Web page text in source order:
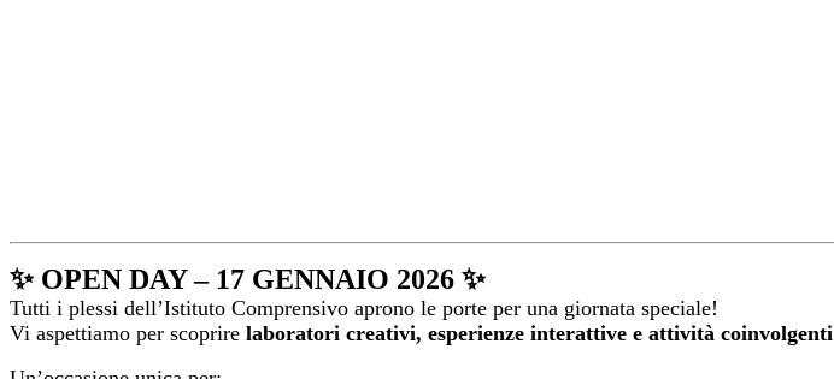
✨ OPEN DAY – 17 GENNAIO 2026 ✨
Tutti i plessi dell’Istituto Comprensivo aprono le porte per una giornata speciale!
Vi aspettiamo per scoprire laboratori creativi, esperienze interattive e attività coinvolgenti